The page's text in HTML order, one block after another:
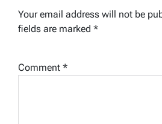
Your email address will not be
fields are marked *
Comment *